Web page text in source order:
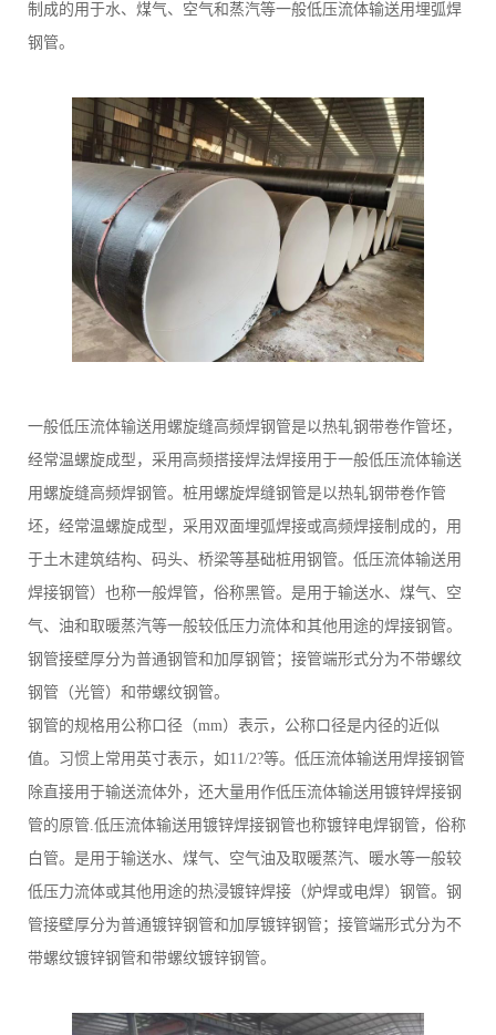
制成的用于水、煤气、空气和蒸汽等一般低压流体输送用埋弧焊
钢管。
一般低压流体输送用螺旋缝高频焊钢管是以热轧钢带卷作管坯，
经常温螺旋成型，采用高频搭接焊法焊接用于一般低压流体输送
用螺旋缝高频焊钢管。桩用螺旋焊缝钢管是以热轧钢带卷作管
坯，经常温螺旋成型，采用双面埋弧焊接或高频焊接制成的，用
于土木建筑结构、码头、桥梁等基础桩用钢管。低压流体输送用
焊接钢管）也称一般焊管，俗称黑管。是用于输送水、煤气、空
气、油和取暖蒸汽等一般较低压力流体和其他用途的焊接钢管。
钢管接壁厚分为普通钢管和加厚钢管；接管端形式分为不带螺纹
钢管（光管）和带螺纹钢管。
钢管的规格用公称口径（mm）表示，公称口径是内径的近似
值。习惯上常用英寸表示，如11/2?等。低压流体输送用焊接钢管
除直接用于输送流体外，还大量用作低压流体输送用镀锌焊接钢
管的原管.低压流体输送用镀锌焊接钢管也称镀锌电焊钢管，俗称
白管。是用于输送水、煤气、空气油及取暖蒸汽、暖水等一般较
低压力流体或其他用途的热浸镀锌焊接（炉焊或电焊）钢管。钢
管接壁厚分为普通镀锌钢管和加厚镀锌钢管；接管端形式分为不
带螺纹镀锌钢管和带螺纹镀锌钢管。